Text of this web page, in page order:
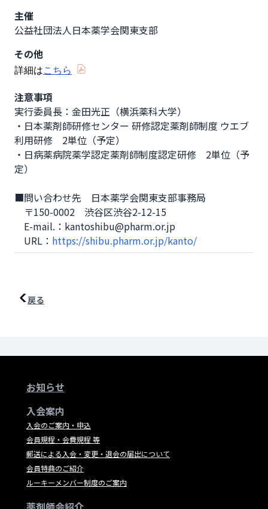
主催
公益社団法人日本薬学会関東支部
その他
詳細はこちら
注意事項
実行委員長：金田光正（横浜薬科大学）
・日本薬剤師研修センター 研修認定薬剤師制度 ウエブ
利用研修　2単位（予定）
・日病薬病院薬学認定薬剤師制度認定研修　2単位（予
定）
■問い合わせ先　日本薬学会関東支部事務局
〒150-0002　渋谷区渋谷2-12-15
E-mail.：kantoshibu@pharm.or.jp
URL： https://shibu.pharm.or.jp/kanto/
戻る
お知らせ
入会案内
入会のご案内・申込
会員規程・会費規程 等
郵送による入会・変更・退会の届出について
会員特典のご紹介
ルーキーメンバー制度のご案内